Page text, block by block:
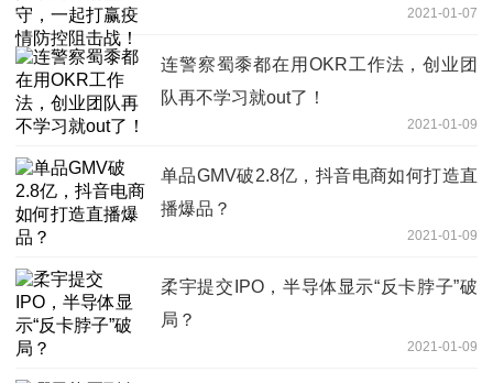
2021-01-07
连警察蜀黍都在用OKR工作法，创业团
队再不学习就out了！
2021-01-09
单品GMV破2.8亿，抖音电商如何打造直
播爆品？
2021-01-09
柔宇提交IPO，半导体显示“反卡脖子”破
局？
2021-01-09